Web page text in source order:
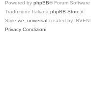
Powered by phpBB® Forum
Traduzione Italiana phpBB-Store.it
Style we_universal created by
Privacy Condizioni